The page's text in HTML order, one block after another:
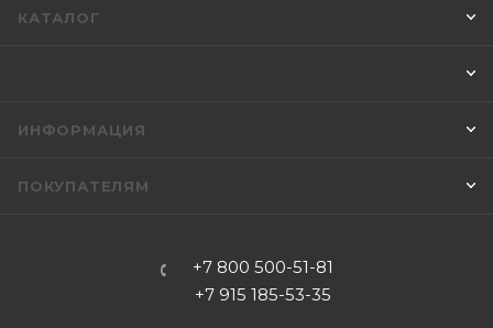
КАТАЛОГ
ИНФОРМАЦИЯ
ПОКУПАТЕЛЯМ
+7 800 500-51-81
+7 915 185-53-35